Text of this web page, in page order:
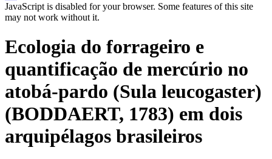
JavaScript is disabled for your browser. Some features of this site
may not work without it.
Ecologia do forrageiro e
quantificação de mercúrio no
atobá-pardo (Sula leucogaster)
(BODDAERT, 1783) em dois
arquipélagos brasileiros